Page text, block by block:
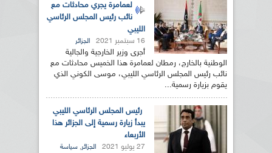
لعمامرة يجري محادثات مع
نائب رئيس المجلس الرئاسي
الليبي
16 سبتمبر 2021 الجزائر
أجرى وزير الخارجية والجالية
الوطنية بالخارج، رمطان لعمامرة هذا الخميس محادثات مع
نائب رئيس المجلس الرئاسي الليبي، موسى الكوني الذي
يقوم بزيارة رسمية...
رئيس المجلس الرئاسي الليبي
يبدأ زيارة رسمية إلى الجزائر هذا
الأربعاء
27 يوليو 2021 الجزائر, سياسة